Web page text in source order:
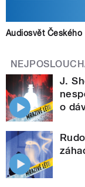
Audiosvět
J.
o